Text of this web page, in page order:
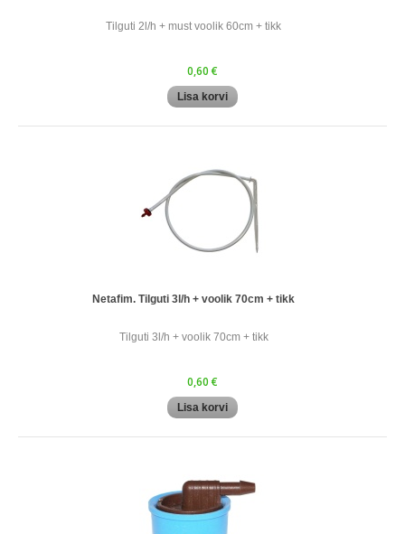
Tilguti 2l/h + must voolik 60cm + tikk
0,60 €
Lisa korvi
Netafim. Tilguti 3l/h + voolik 70cm + tikk
Tilguti 3l/h + voolik 70cm + tikk
0,60 €
Lisa korvi